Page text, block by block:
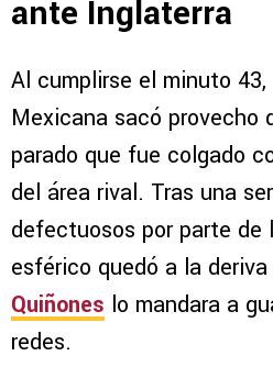
ante Inglaterra
Al cumplirse el minuto
Mexicana sacó provecho
parado que fue colgado
del área rival. Tras una
defectuosos por parte de
esférico quedó a la
Quiñones lo mandara a
redes.